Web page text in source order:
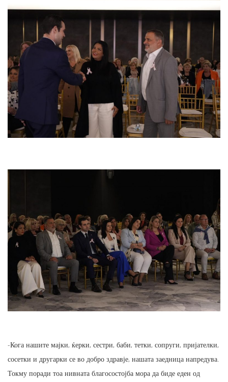
-Кога нашите мајки, ќерки, сестри, баби, тетки, сопруги, пријателки,
сосетки и другарки се во добро здравје, нашата заедница напредува.
Токму поради тоа нивната благосостојба мора да биде еден од